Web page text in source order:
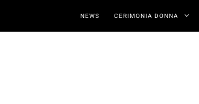
NEWS CERIMONIA DONNA